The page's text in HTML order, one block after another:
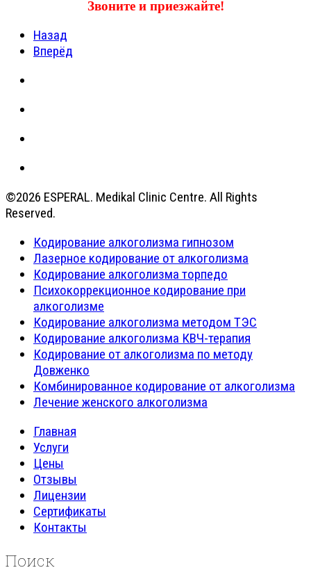
Звоните и приезжайте!
Назад
Вперёд
©2026 ESPERAL. Medikal Clinic Centre. All Rights
Reserved.
Кодирование алкоголизма гипнозом
Лазерное кодирование от алкоголизма
Кодирование алкоголизма торпедо
Психокоррекционное кодирование при
алкоголизме
Кодирование алкоголизма методом ТЭС
Кодирование алкоголизма КВЧ-терапия
Кодирование от алкоголизма по методу
Довженко
Комбинированное кодирование от алкоголизма
Лечение женского алкоголизма
Главная
Услуги
Цены
Отзывы
Лицензии
Сертификаты
Контакты
Поиск